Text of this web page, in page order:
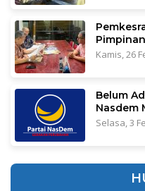
Kamis, 26
Belum
Nasdem
Selasa, 3